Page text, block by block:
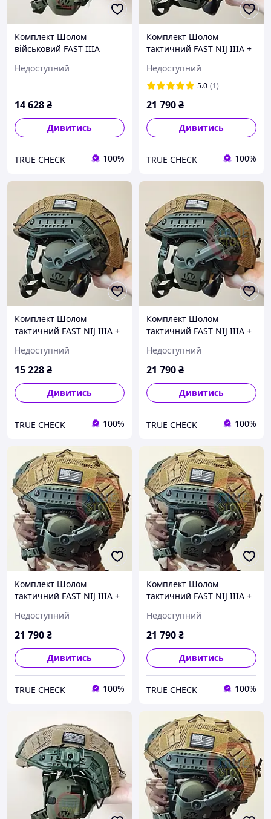
Комплект Шолом
військовий FAST IIIA
навушники Walkers razor
Недоступний
14 628₴
Дивитись
TRUE CHECK 100%
Комплект Шолом
тактичний FAST NIJ IIIA +
навушники Walkers razor
+ Кріплення "Чебурашка"
Недоступний
5.0 (1)
21 790₴
Дивитись
TRUE CHECK 100%
Комплект Шолом
тактичний FAST NIJ IIIA +
навушники Walkers razor
+ Кріплення "Чебурашка"
Недоступний
15 228₴
Дивитись
TRUE CHECK 100%
Комплект Шолом
тактичний FAST NIJ IIIA +
навушники Walkers razor
+ Кріплення "Чебурашка"
Недоступний
21 790₴
Дивитись
TRUE CHECK 100%
Комплект Шолом
тактичний FAST NIJ IIIA +
навушники Walkers razor
+ Кріплення "Чебурашка"
Недоступний
21 790₴
Дивитись
TRUE CHECK 100%
Комплект Шолом
тактичний FAST NIJ IIIA +
навушники Walkers razor
+ Кріплення "Чебурашка"
Недоступний
21 790₴
Дивитись
TRUE CHECK 100%